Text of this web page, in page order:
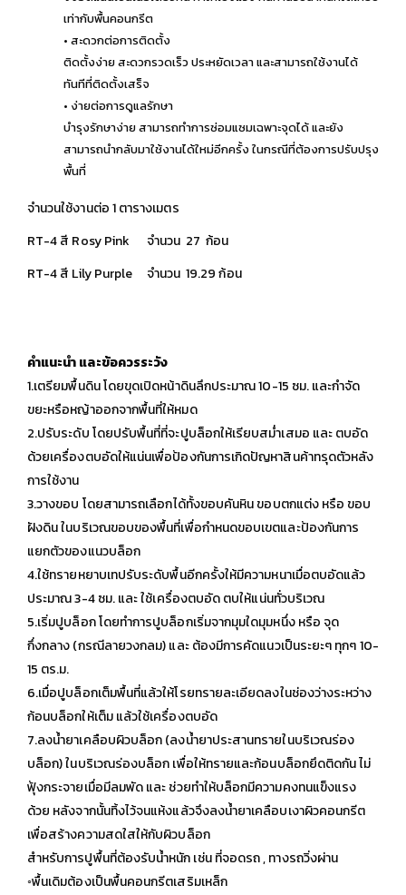
เท่ากับพื้นคอนกรีต
• สะดวกต่อการติดตั้ง
ติดตั้งง่าย สะดวกรวดเร็ว ประหยัดเวลา และสามารถใช้งานได้
ทันทีที่ติดตั้งเสร็จ
• ง่ายต่อการดูแลรักษา
บำรุงรักษาง่าย สามารถทำการซ่อมแซมเฉพาะจุดได้ และยัง
สามารถนำกลับมาใช้งานได้ใหม่อีกครั้ง ในกรณีที่ต้องการปรับปรุง
พื้นที่
จำนวนใช้งานต่อ 1 ตารางเมตร
RT-4 สี Rosy Pink จำนวน 27 ก้อน
RT-4 สี Lily Purple จำนวน 19.29 ก้อน
คำแนะนำ และข้อควรระวัง
1.เตรียมพื้นดิน โดยขุดเปิดหน้าดินลึกประมาณ 10-15 ซม. และกำจัด
ขยะหรือหญ้าออกจากพื้นที่ให้หมด
2.ปรับระดับ โดยปรับพื้นที่ที่จะปูบล็อกให้เรียบสม่ำเสมอ และ ตบอัด
ด้วยเครื่องตบอัดให้แน่นเพื่อป้องกันการเกิดปัญหาสินค้าทรุดตัวหลัง
การใช้งาน
3.วางขอบ โดยสามารถเลือกได้ทั้งขอบคันหิน ขอบตกแต่ง หรือ ขอบ
ฝังดิน ในบริเวณขอบของพื้นที่เพื่อกำหนดขอบเขตและป้องกันการ
แยกตัวของแนวบล็อก
4.ใช้ทรายหยาบเทปรับระดับพื้นอีกครั้งให้มีความหนาเมื่อตบอัดแล้ว
ประมาณ 3-4 ซม. และ ใช้เครื่องตบอัด ตบให้แน่นทั่วบริเวณ
5.เริ่มปูบล็อก โดยทำการปูบล็อกเริ่มจากมุมใดมุมหนึ่ง หรือ จุด
กึ่งกลาง (กรณีลายวงกลม) และ ต้องมีการคัดแนวเป็นระยะๆ ทุกๆ 10-
15 ตร.ม.
6.เมื่อปูบล็อกเต็มพื้นที่แล้วให้โรยทรายละเอียดลงในช่องว่างระหว่าง
ก้อนบล็อกให้เต็ม แล้วใช้เครื่องตบอัด
7.ลงน้ำยาเคลือบผิวบล็อก (ลงน้ำยาประสานทรายในบริเวณร่อง
บล็อก) ในบริเวณร่องบล็อก เพื่อให้ทรายและก้อนบล็อกยึดติดกัน ไม่
ฟุ้งกระจายเมื่อมีลมพัด และ ช่วยทำให้บล็อกมีความคงทนแข็งแรง
ด้วย หลังจากนั้นทิ้งไว้จนแห้งแล้วจึงลงน้ำยาเคลือบเงาผิวคอนกรีต
เพื่อสร้างความสดใสให้กับผิวบล็อก
สำหรับการปูพื้นที่ต้องรับน้ำหนัก เช่น ที่จอดรถ , ทางรถวิ่งผ่าน
◦พื้นเดิมต้องเป็นพื้นคอนกรีตเสริมเหล็ก